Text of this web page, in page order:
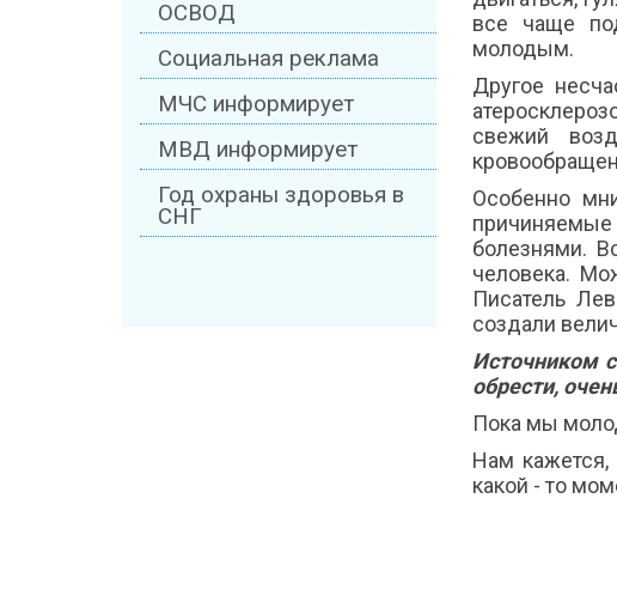
все чаще
молодым.
Другое
свежий
Особенно
болезнями.
человека.
Писатель
создали
Источником
обрести,
Пока мы
Нам
какой - то
ОСВОД
Социальная реклама
МЧС информирует
МВД информирует
Год охраны здоровья в
СНГ